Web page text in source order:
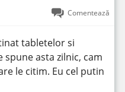
Comentează
tabletelor si
asta zilnic, cam
le citim. Eu cel putin